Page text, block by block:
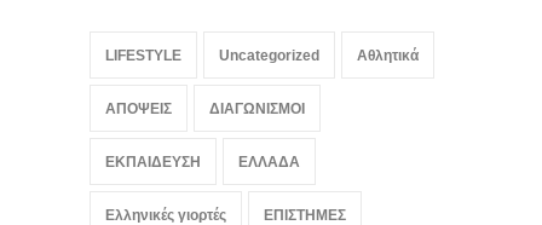
LIFESTYLE,ΠΟΛΙΤΙΣΜΟΣ
LIFESTYLE Uncategorized Αθλητικά
ΑΠΟΨΕΙΣ ΔΙΑΓΩΝΙΣΜΟΙ
ΕΚΠΑΙΔΕΥΣΗ ΕΛΛΑΔΑ
Ελληνικές γιορτές ΕΠΙΣΤΗΜΕΣ